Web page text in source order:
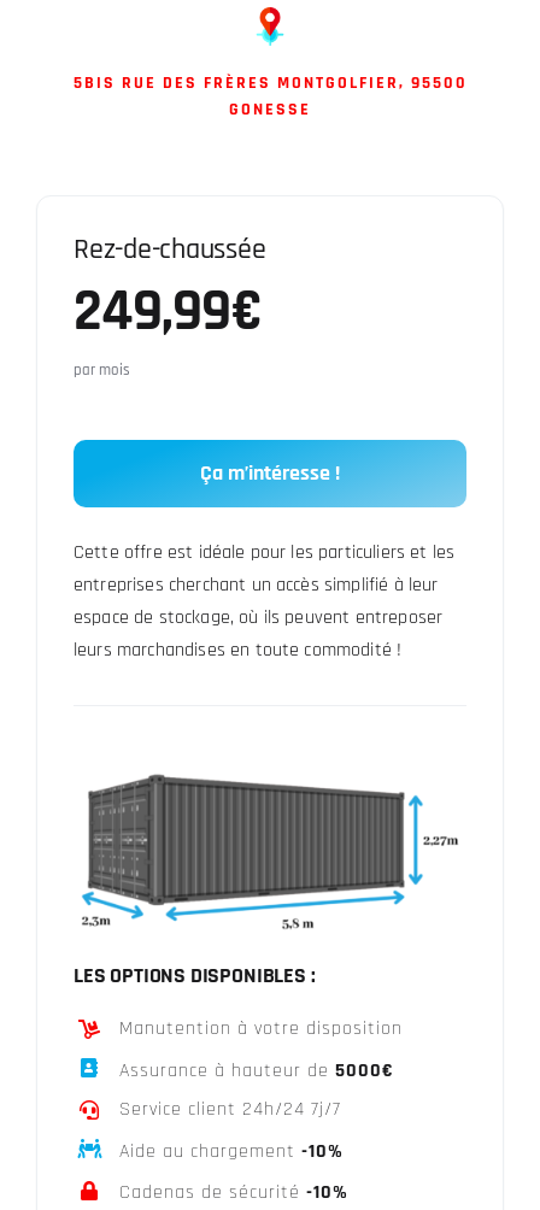
5BIS RUE DES FRÈRES MONTGOLFIER, 95500
GONESSE
Rez-de-chaussée
249,99€
par mois
Ça m’intéresse !
Cette offre est idéale pour les particuliers et les
entreprises cherchant un accès simplifié à leur
espace de stockage, où ils peuvent entreposer
leurs marchandises en toute commodité !
LES OPTIONS DISPONIBLES :
Manutention à votre disposition
Assurance à hauteur de 5000€
Service client 24h/24 7j/7
Aide au chargement-10%
Cadenas de sécurité -10%